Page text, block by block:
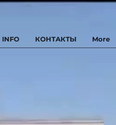
INFO КОНТАКТЫ More